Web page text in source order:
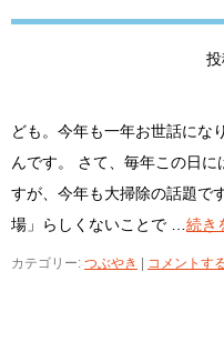
ども。今年も一年お世話にな
んです。 さて、毎年この日
すが、今年も大掃除の話題で
場」らしくないことで … 続き
カテゴリー: つぶやき コメントす